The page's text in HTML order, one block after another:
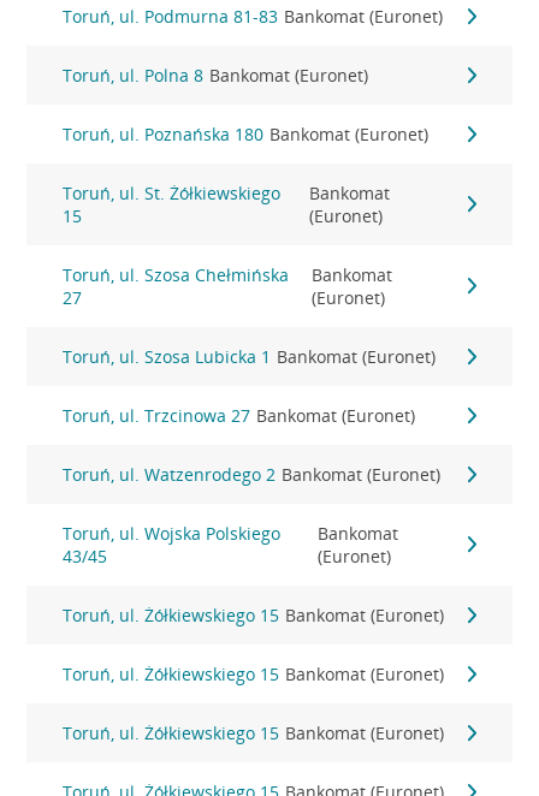
Toruń, ul. Podmurna 81-83 Bankomat (Euronet)
Toruń, ul. Polna 8 Bankomat (Euronet)
Toruń, ul. Poznańska 180 Bankomat (Euronet)
Toruń, ul. St. Żółkiewskiego
15
Bankomat
(Euronet)
Toruń, ul. Szosa Chełmińska
27
Bankomat
(Euronet)
Toruń, ul. Szosa Lubicka 1 Bankomat (Euronet)
Toruń, ul. Trzcinowa 27 Bankomat (Euronet)
Toruń, ul. Watzenrodego 2 Bankomat (Euronet)
Toruń, ul. Wojska Polskiego
43/45
Bankomat
(Euronet)
Toruń, ul. Żółkiewskiego 15 Bankomat (Euronet)
Toruń, ul. Żółkiewskiego 15 Bankomat (Euronet)
Toruń, ul. Żółkiewskiego 15 Bankomat (Euronet)